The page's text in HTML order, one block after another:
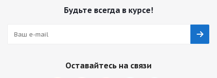
Будьте всегда в курсе!
Оставайтесь на связи